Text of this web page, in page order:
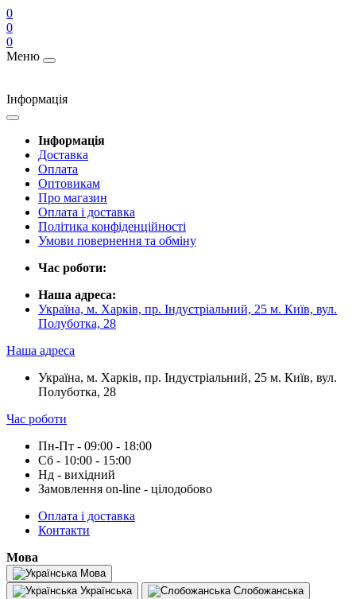
0
0
0
Меню
Інформація
Інформація
Доставка
Оплата
Оптовикам
Про магазин
Оплата і доставка
Політика конфіденційності
Умови повернення та обміну
Час роботи:
Наша адреса:
Україна, м. Харків, пр. Індустріальний, 25 м. Київ, вул.
Полуботка, 28
Наша адреса
Україна, м. Харків, пр. Індустріальний, 25 м. Київ, вул.
Полуботка, 28
Час роботи
Пн-Пт - 09:00 - 18:00
Сб - 10:00 - 15:00
Нд - вихідний
Замовлення on-line - цілодобово
Оплата і доставка
Контакти
Мова
Мова
Українська
Слобожанська